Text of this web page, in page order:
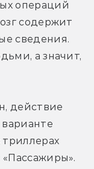
операций
содержит
сведения.
а значит,
действие